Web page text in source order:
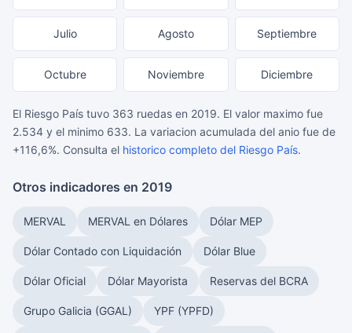
Julio Agosto Septiembre
Octubre Noviembre Diciembre
El Riesgo País tuvo 363 ruedas en 2019. El valor maximo fue
2.534 y el minimo 633. La variacion acumulada del anio fue de
+116,6%. Consulta el historico completo del Riesgo País.
Otros indicadores en 2019
MERVAL MERVAL en Dólares Dólar MEP
Dólar Contado con Liquidación Dólar Blue
Dólar Oficial Dólar Mayorista Reservas del BCRA
Grupo Galicia (GGAL) YPF (YPFD)